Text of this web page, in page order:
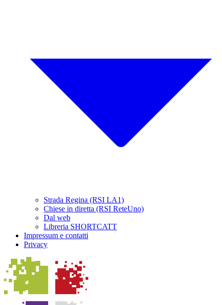
Strada Regina (RSI LA1)
Chiese in diretta (RSI ReteUno)
Dal web
Libreria SHORTCATT
Impressum e contatti
Privacy